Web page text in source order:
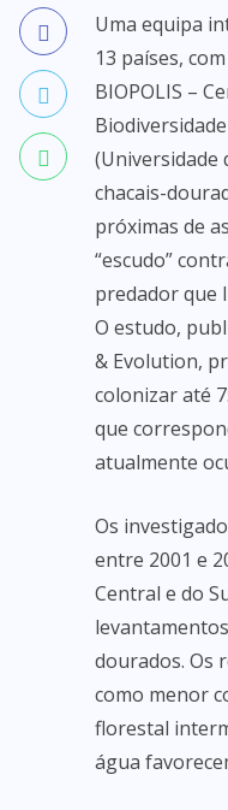
Uma equipa
13 países,
BIOPOLIS –
(Universidade
chacais-
próximas de
“escudo”
predador que
O estudo,
& Evolution,
colonizar até
que
atualmente
Os
entre 2001 e
Central e do
dourados. Os
como menor
florestal
água